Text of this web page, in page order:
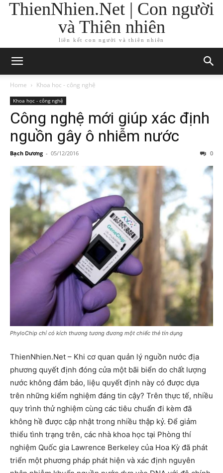
ThienNhien.Net | Con người
và Thiên nhiên
liên kết con người và thiên nhiên
Home Khoa học - công nghệ
Khoa học - công nghệ
Công nghệ mới giúp xác định
nguồn gây ô nhiễm nước
Bạch Dương - 05/12/2016 0
PhyloChip chỉ có kích thương tương đương một chiếc thẻ tín dụng
ThienNhien.Net – Khi cơ quan quản lý nguồn nước địa
phương quyết định đóng cửa một bãi biển do chất lượng
nước không đảm bảo, liệu quyết định này có được dựa
trên những kiểm nghiệm đáng tin cậy? Trên thực tế, nhiều
quy trình thử nghiệm cùng các tiêu chuẩn đi kèm đã
không hề được cập nhật trong nhiều thập kỷ. Để giảm
thiểu tình trạng trên, các nhà khoa học tại Phòng thí
nghiệm Quốc gia Lawrence Berkeley của Hoa Kỳ đã phát
triển một phương pháp phát hiện và xác định nguyên